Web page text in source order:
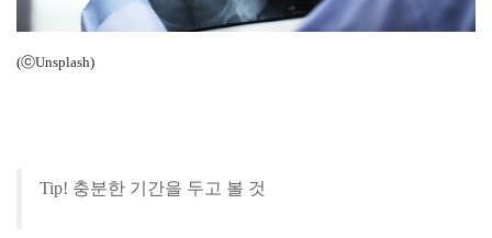
(ⓒUnsplash)
Tip! 충분한 기간을 두고 볼 것